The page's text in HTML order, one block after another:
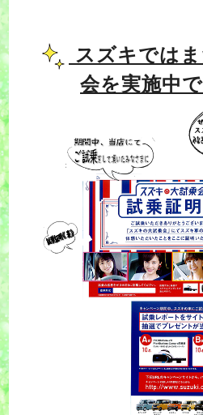
スズキでは
会を実施中で